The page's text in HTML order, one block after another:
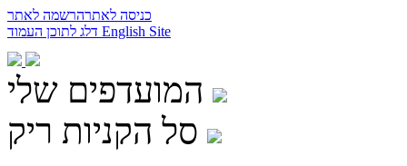
כניסה לאתרהרשמה לאתר
English Site
המועדפים שלי
סל הקניות ריק